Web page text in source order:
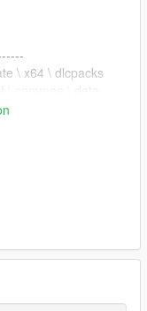
\ x64 \ dlcpacks
x64 \ dlcpacks
\ data